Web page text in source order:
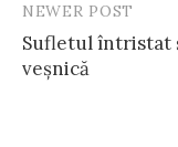
NEWER POST
Sufletul întristat
veşnică